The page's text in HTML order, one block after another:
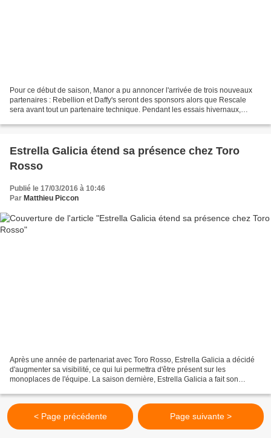
Pour ce début de saison, Manor a pu annoncer l'arrivée de trois nouveaux
partenaires : Rebellion et Daffy's seront des sponsors alors que Rescale
sera avant tout un partenaire technique. Pendant les essais hivernaux,
Estrella Galicia étend sa présence chez Toro
Rosso
Publié le 17/03/2016 à 10:46
Par Matthieu Piccon
Après une année de partenariat avec Toro Rosso, Estrella Galicia a décidé
d'augmenter sa visibilité, ce qui lui permettra d'être présent sur les
monoplaces de l'équipe. La saison dernière, Estrella Galicia a fait son
< Page précédente Page suivante >